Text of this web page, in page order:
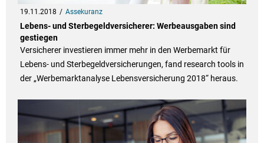
19.11.2018 Assekuranz
Lebens- und Sterbegeldversicherer: Werbeausgaben sind
gestiegen
Versicherer investieren immer mehr in den Werbemarkt für
Lebens- und Sterbegeldversicherungen, fand research tools in
der „Werbemarktanalyse Lebensversicherung 2018“ heraus.